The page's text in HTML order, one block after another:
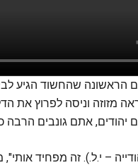
הראשונה שהחשוד הגיע
מזוזה וניסה לפרוץ את
יהודים, אתם גונבים הרבה
– י.ל.). זה מפחיד